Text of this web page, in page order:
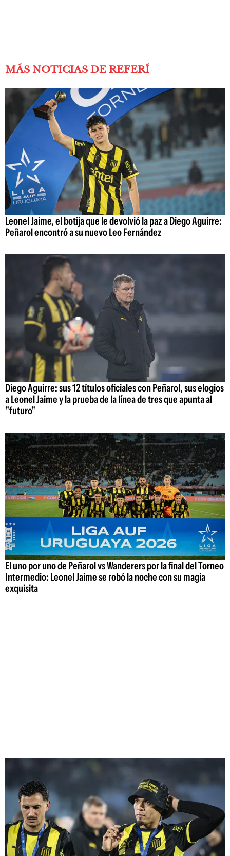
MÁS NOTICIAS DE REFERÍ
Leonel Jaime, el botija que le devolvió la paz a Diego Aguirre:
Peñarol encontró a su nuevo Leo Fernández
Diego Aguirre: sus 12 títulos oficiales con Peñarol, sus elogios
a Leonel Jaime y la prueba de la línea de tres que apunta al
"futuro"
El uno por uno de Peñarol vs Wanderers por la final del Torneo
Intermedio: Leonel Jaime se robó la noche con su magia
exquisita